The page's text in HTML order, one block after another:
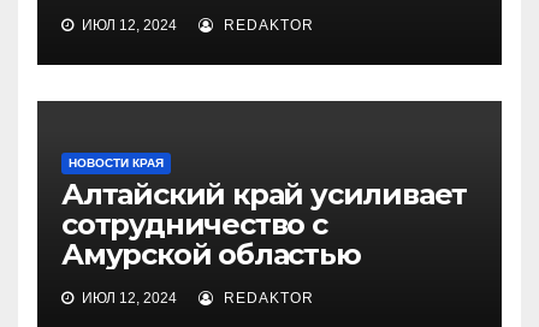
ИЮЛ 12, 2024 REDAKTOR
НОВОСТИ КРАЯ
Алтайский край усиливает
сотрудничество с
Амурской областью
ИЮЛ 12, 2024 REDAKTOR